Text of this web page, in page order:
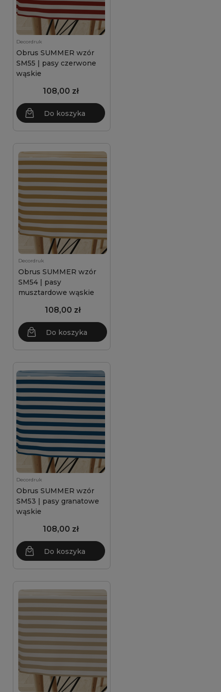
Decordruk
Obrus SUMMER wzór
SM55 | pasy czerwone
wąskie
108,00 zł
Do koszyka
Decordruk
Obrus SUMMER wzór
SM54 | pasy
musztardowe wąskie
108,00 zł
Do koszyka
Decordruk
Obrus SUMMER wzór
SM53 | pasy granatowe
wąskie
108,00 zł
Do koszyka